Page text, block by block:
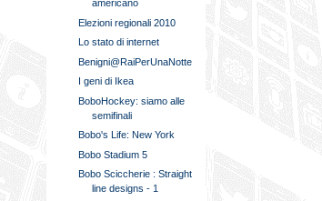
americano
Elezioni regionali 2010
Lo stato di internet
Benigni@RaiPerUnaNotte
I geni di Ikea
BoboHockey: siamo alle
semifinali
Bobo's Life: New York
Bobo Stadium 5
Bobo Sciccherie : Straight
line designs - 1